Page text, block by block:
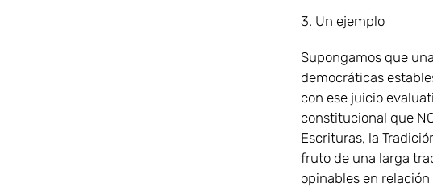
3. Un ejemplo
Supongamos que
democráticas
con ese juicio
constitucional que
Escrituras, la
fruto de una larga
opinables en